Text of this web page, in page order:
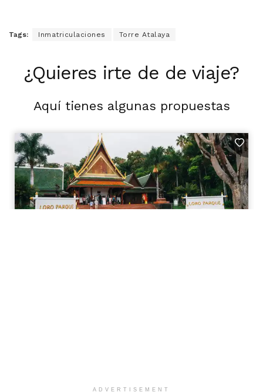
Tags: Inmatriculaciones Torre Atalaya
¿Quieres irte de de viaje?
Aquí tienes algunas propuestas
ADVERTISEMENT